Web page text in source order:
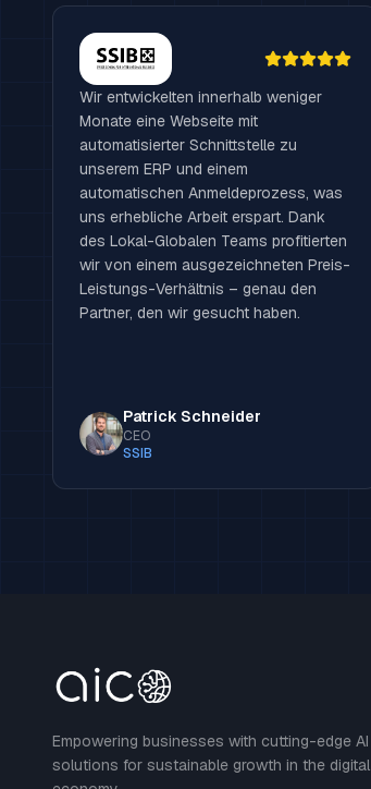
Wir entwickelten innerhalb weniger
Monate eine Webseite mit
automatisierter Schnittstelle zu
unserem ERP und einem
automatischen Anmeldeprozess, was
uns erhebliche Arbeit erspart. Dank
des Lokal-Globalen Teams profitierten
wir von einem ausgezeichneten Preis-
Leistungs-Verhältnis – genau den
Partner, den wir gesucht haben.
Patrick Schneider
CEO
SSIB
Empowering businesses with cutting-edge AI
solutions for sustainable growth in the digital